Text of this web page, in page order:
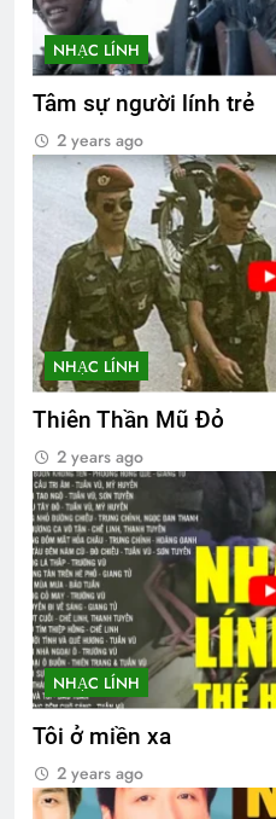
NHẠC LÍNH
Tâm sự người lính trẻ
2 years ago
NHẠC LÍNH
Thiên Thần Mũ Đỏ
2 years ago
NHẠC LÍNH
Tôi ở miền xa
2 years ago